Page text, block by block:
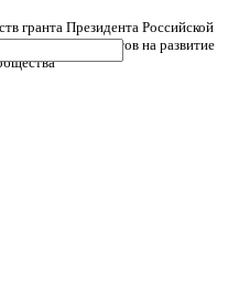
гранта Президента Российской
грантов на развитие